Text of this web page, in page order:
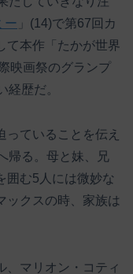
ー 」(14)で第67回カ
て本作「たかが世界
映画祭のグランプ
経歴だ。
っていることを伝え
帰る。母と妹、兄
囲む5人には微妙な
ックスの時、家族は
、マリオン・コティ